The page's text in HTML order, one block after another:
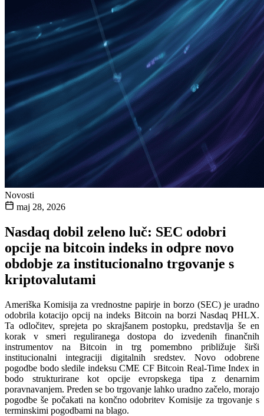
Novosti
maj 28, 2026
Nasdaq dobil zeleno luč: SEC odobri
opcije na bitcoin indeks in odpre novo
obdobje za institucionalno trgovanje s
kriptovalutami
Ameriška Komisija za vrednostne papirje in borzo (SEC) je uradno
odobrila kotacijo opcij na indeks Bitcoin na borzi Nasdaq PHLX.
Ta odločitev, sprejeta po skrajšanem postopku, predstavlja še en
korak v smeri reguliranega dostopa do izvedenih finančnih
instrumentov na Bitcoin in trg pomembno približuje širši
institucionalni integraciji digitalnih sredstev. Novo odobrene
pogodbe bodo sledile indeksu CME CF Bitcoin Real-Time Index in
bodo strukturirane kot opcije evropskega tipa z denarnim
poravnavanjem. Preden se bo trgovanje lahko uradno začelo, morajo
pogodbe še počakati na končno odobritev Komisije za trgovanje s
terminskimi pogodbami na blago.